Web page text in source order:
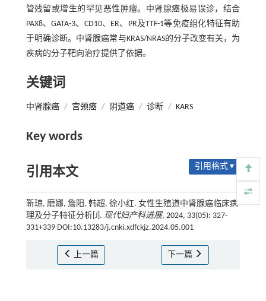
管残留或增生的罕见恶性肿瘤。中肾腺癌极易误诊，结合
PAX8、GATA-3、CD10、ER、PR及TTF-1等免疫组化特征有助
于明确诊断。中肾腺癌常与KRAS/NRAS的分子改变有关，为
疾病的分子靶向治疗提供了依据。
关键词
中肾腺癌 / 宫颈癌 / 阴道癌 / 诊断 / KARS
Key words
引用本文 引用格式 ▾
靳琼, 磨娜, 詹阳, 韩超, 徐小红. 女性生殖道中肾腺癌临床病
理及分子特征分析[J]. 现代妇产科进展, 2024, 33(05): 327-
331+339 DOI:10.13283/j.cnki.xdfckjz.2024.05.001
上一篇 下一篇